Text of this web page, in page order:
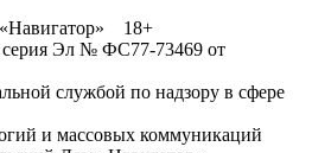
«Навигатор» 18+
Эл № ФС77-73469 от
службой по надзору в сфере
и массовых коммуникаций